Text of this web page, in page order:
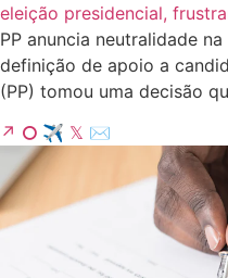
eleição presidencial,
PP anuncia neutralidade
definição de apoio a
(PP) tomou uma decisão
↗ ⭘ ✈ 𝕏 ✉